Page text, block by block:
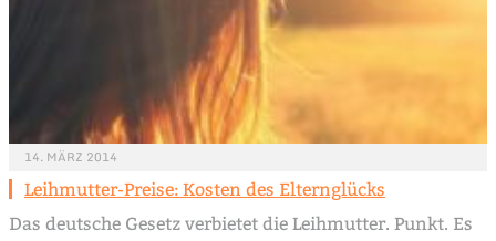
14. MÄRZ 2014
Leihmutter-Preise: Kosten des Elternglücks
Das deutsche Gesetz verbietet die Leihmutter. Punkt. Es